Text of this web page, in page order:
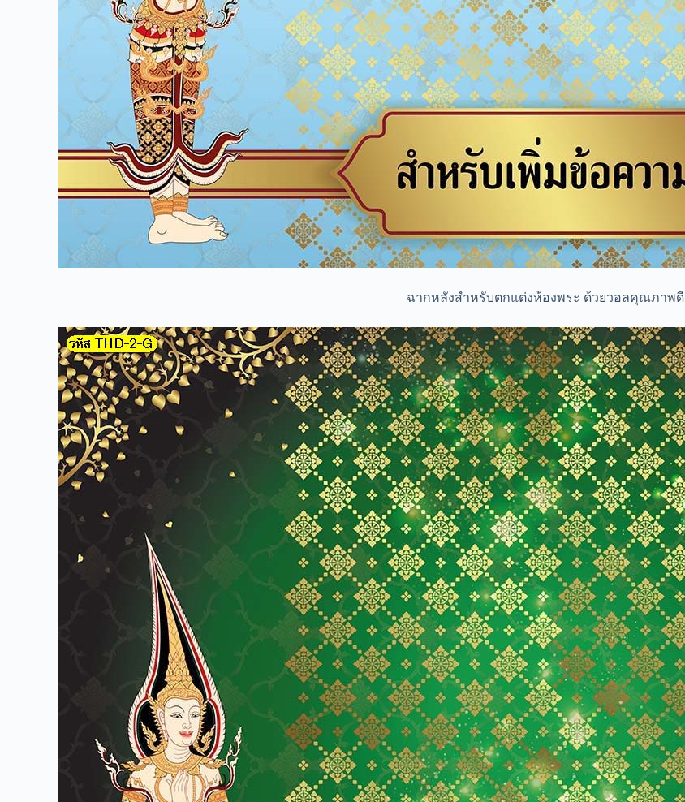
ฉากหลังสำหรับตกแต่งห้องพระ ด้วยวอลคุณภาพดี